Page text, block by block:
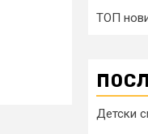
ТОП
Детски